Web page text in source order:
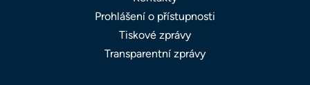
Prohlášení o přístupnosti
Tiskové zprávy
Transparentní zprávy